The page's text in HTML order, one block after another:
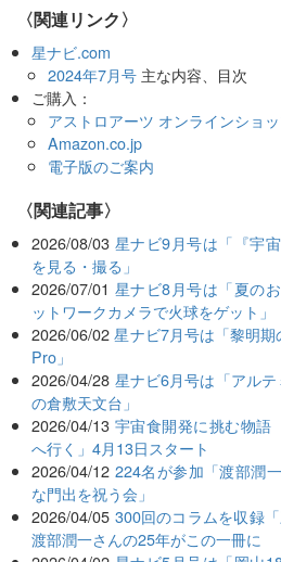
〈関連リンク〉
星ナビ.com
2024年7月号主な内容、目次
ご購入：
アストロアーツ オンラインショ
Amazon.co.jp
電子版のご案内
関連記事
2026/08/03 星ナビ9月号は「『宇
を見る・撮る」
2026/07/01 星ナビ8月号は「夏の
ットワークカメラで火球をゲット」
2026/06/02 星ナビ7月号は「黎明
Pro」
2026/04/28 星ナビ6月号は「アル
の倉敷天文台」
2026/04/13 宇宙食開発に挑む物
へ行く」4月13日スタート
2026/04/12 224名が参加「渡部潤
な門出を祝う会」
2026/04/05 300回のコラムを収録
渡部潤一さんの25年がこの一冊に